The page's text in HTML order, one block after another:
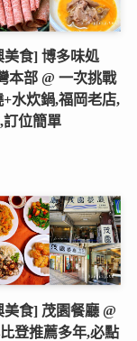
美食] 博多味処
本部 @ 一次挑戰
水炊鍋,福岡老店,
訂位簡單
美食] 茂園餐廳 @
登推薦多年,必點